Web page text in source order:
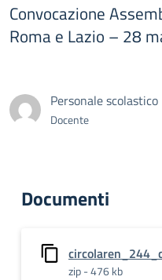
Convocazione
Roma e Lazio – 28
Personale scolastico
Docente
Documenti
zip - 476 kb